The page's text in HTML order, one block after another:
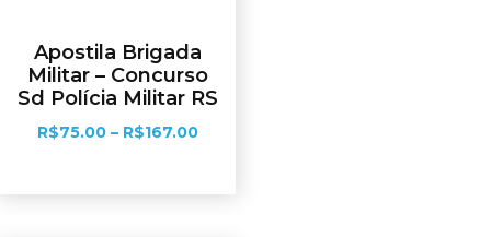
Apostila Brigada
Militar – Concurso
Sd Polícia Militar RS
R$75.00 – R$167.00